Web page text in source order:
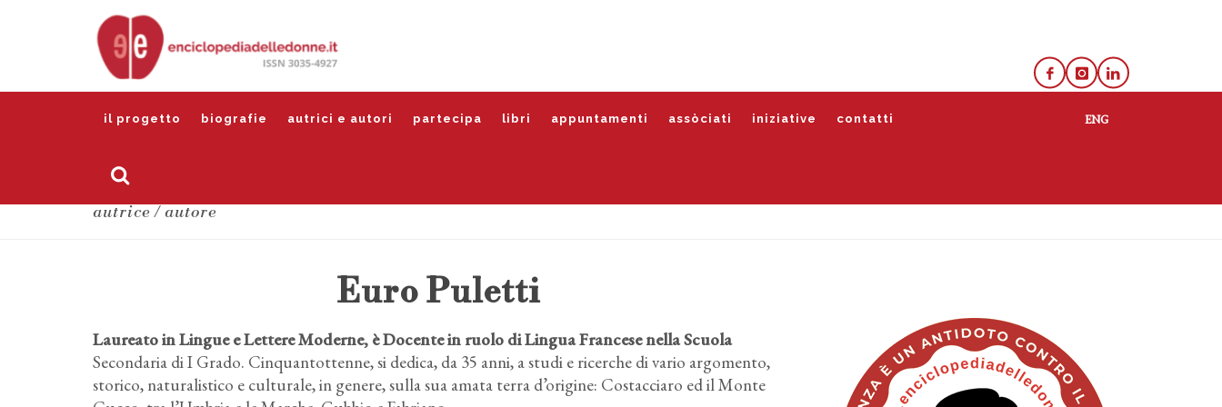
il progetto biografie autrici e autori partecipa libri appuntamenti assòciati iniziative contatti
autrice / autore
Euro Puletti
Laureato in Lingue e Lettere Moderne, è Docente in ruolo di Lingua Francese nella Scuola
Secondaria di I Grado. Cinquantottenne, si dedica, da 35 anni, a studi e ricerche di vario argomento,
storico, naturalistico e culturale, in genere, sulla sua amata terra d’origine: Costacciaro ed il Monte